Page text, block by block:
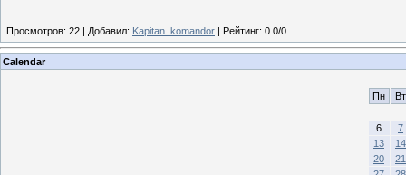
Просмотров: 22 | Добавил: Kapitan_komandor | Рейтинг: 0.0/0
Calendar
Пн Вт
6
7
13
14
20
21